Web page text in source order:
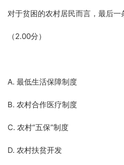
对于贫困的农村居民而言，最后一
（2.00分）
A. 最低生活保障制度
B. 农村合作医疗制度
C. 农村“五保”制度
D. 农村扶贫开发